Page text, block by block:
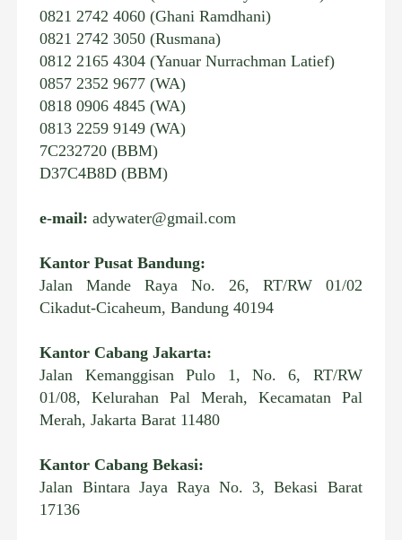
0821 2742 4060 (Ghani Ramdhani)
0821 2742 3050 (Rusmana)
0812 2165 4304 (Yanuar Nurrachman Latief)
0857 2352 9677 (WA)
0818 0906 4845 (WA)
0813 2259 9149 (WA)
7C232720 (BBM)
D37C4B8D (BBM)
e-mail: adywater@gmail.com
Kantor Pusat Bandung:
Jalan Mande Raya No. 26, RT/RW 01/02
Cikadut-Cicaheum, Bandung 40194
Kantor Cabang Jakarta:
Jalan Kemanggisan Pulo 1, No. 6, RT/RW
01/08, Kelurahan Pal Merah, Kecamatan Pal
Merah, Jakarta Barat 11480
Kantor Cabang Bekasi:
Jalan Bintara Jaya Raya No. 3, Bekasi Barat
17136